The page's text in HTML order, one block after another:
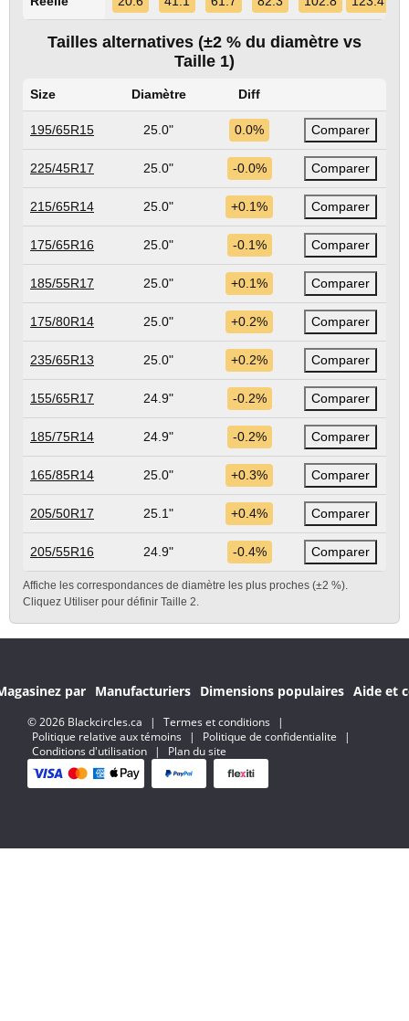
Tailles alternatives (±2 % du diamètre vs
Taille 1)
Size Diamètre Diff
195/65R15 25.0" 0.0% Comparer
225/45R17 25.0" -0.0% Comparer
215/65R14 25.0" +0.1% Comparer
175/65R16 25.0" -0.1% Comparer
185/55R17 25.0" +0.1% Comparer
175/80R14 25.0" +0.2% Comparer
235/65R13 25.0" +0.2% Comparer
155/65R17 24.9" -0.2% Comparer
185/75R14 24.9" -0.2% Comparer
165/85R14 25.0" +0.3% Comparer
205/50R17 25.1" +0.4% Comparer
205/55R16 24.9" -0.4% Comparer
Affiche les correspondances de diamètre les plus proches (±2 %).
Cliquez Utiliser pour définir Taille 2.
par Manufacturiers Dimensions populaires Aide et
© 2026 Blackcircles.ca | Termes et conditions
|
Politique relative aux témoins
| Politique de confidentialite
|
Conditions d'utilisation
| Plan du site